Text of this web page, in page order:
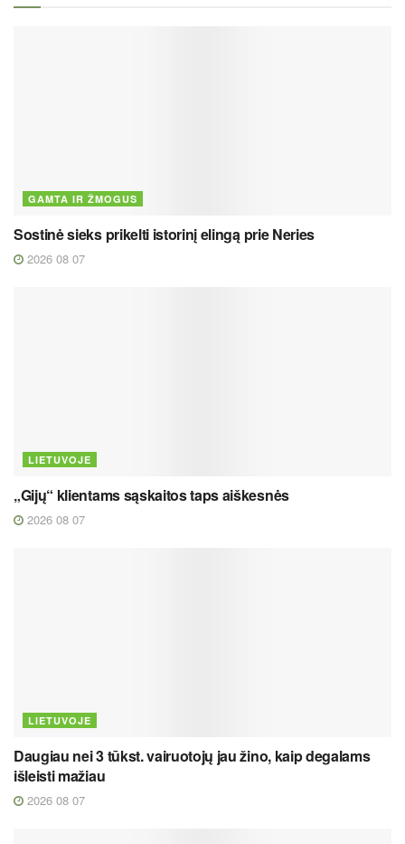
GAMTA IR ŽMOGUS
Sostinė sieks prikelti istorinį elingą prie Neries
2026 08 07
LIETUVOJE
„Gijų“ klientams sąskaitos taps aiškesnės
2026 08 07
LIETUVOJE
Daugiau nei 3 tūkst. vairuotojų jau žino, kaip degalams
išleisti mažiau
2026 08 07